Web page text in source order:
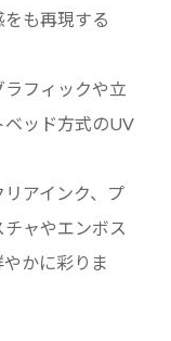
も再現する
フィックや立
ベッド方式のUV
アインク、プ
ャやエンボス
かに彩りま